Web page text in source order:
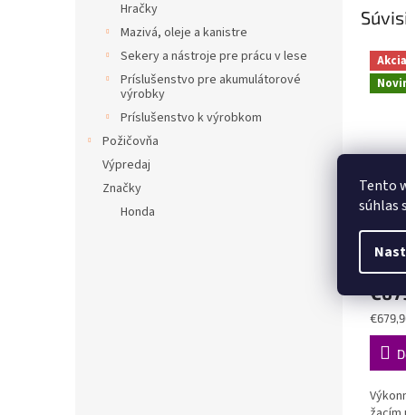
Tento
súhlas
Hračky
Mazivá, oleje a kanistre
Sekery a nástroje pre prácu v lese
Príslušenstvo pre akumulátorové
výrobky
Príslušenstvo k výrobkom
Požičovňa
Výpredaj
Značky
Honda
Akcia
cena: